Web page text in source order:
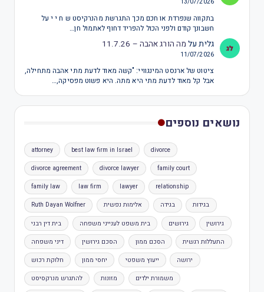
בתקווה שנפרדת או חכם מכך התגרשת מהנרקיסט ש ח י י על
חשבונך קודם ולפני הכול להפריד דחוף לאתמול חן…
גליתעל מה הורג אהבה – 11.7.26
11/07/2026
ציטוט של ארנסט המינגוויי: "קשה מאוד לדעת מתי אהבה מתחילה,
אבל קל מאוד לדעת מתי היא מתה. היא פשוט מפסיקה,…
נושאים נוספים
attorney best law firm in Israel divorce
divorce agreement divorce lawyer family court
family law law firm lawyer relationship
Ruth Dayan Wolfner אלימות נפשית בגידה בגידות
בית דין רבני בית משפט לענייני משפחה גירושים גירושין
דיני משפחה הסכם גירושין הסכם ממון התעללות רגשית
חלוקת רכוש יחסי ממון ייעוץ משפטי ירושה
להתגרש מנרקסיסט מזונות משמורת ילדים